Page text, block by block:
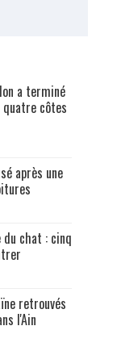
a terminé
quatre côtes
après une
chat : cinq
retrouvés
l'Ain